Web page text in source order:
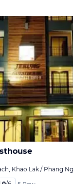
Khao Lak / Phang